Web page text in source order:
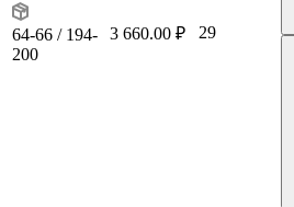
64-66 / 194-
200
3 660.00 ₽ 29